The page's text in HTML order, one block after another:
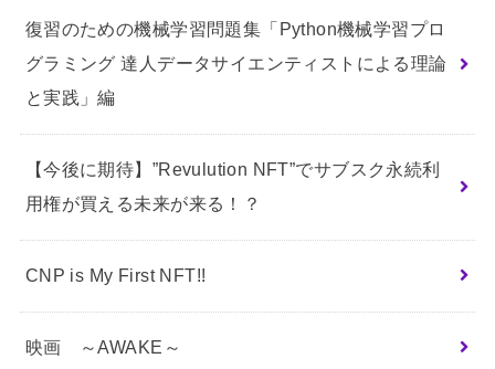
復習のための機械学習問題集「Python機械学習プロ
グラミング 達人データサイエンティストによる理論
と実践」編
【今後に期待】”Revulution NFT”でサブスク永続利
用権が買える未来が来る！？
CNP is My First NFT!!
映画 ～AWAKE～